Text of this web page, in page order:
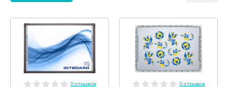
0 отзывов 0 отзывов